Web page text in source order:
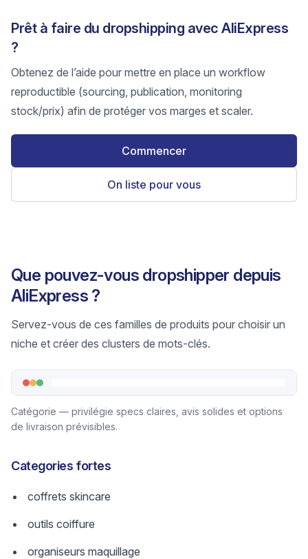
Prêt à faire du dropshipping avec AliExpress
?
Obtenez de l’aide pour mettre en place un workflow
reproductible (sourcing, publication, monitoring
stock/prix) afin de protéger vos marges et scaler.
Commencer
On liste pour vous
Que pouvez-vous dropshipper depuis
AliExpress ?
Servez-vous de ces familles de produits pour choisir un
niche et créer des clusters de mots-clés.
Catégorie — privilégie specs claires, avis solides et options
de livraison prévisibles.
Categories fortes
coffrets skincare
outils coiffure
organiseurs maquillage